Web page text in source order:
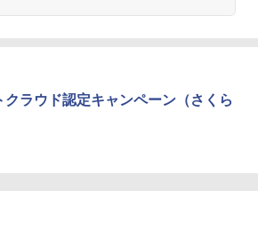
クラウド認定キャンペーン（さくら